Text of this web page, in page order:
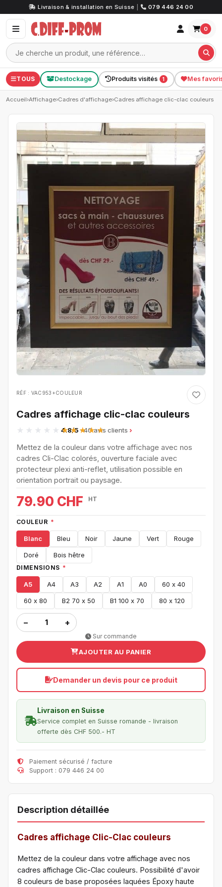
Livraison & installation en Suisse 079 446 24 00
0
TOUS Destockage Produits visités 1 Mes
Accueil›Affichage›Cadres d'affichage›Cadres affichage clic-clac couleurs
RÉF : VAC953+COULEUR
Cadres affichage clic-clac couleurs
4.8/5· 40 avis clients
Mettez de la couleur dans votre affichage avec nos
cadres Cli-Clac colorés, ouverture faciale avec
protecteur plexi anti-reflet, utilisation possible en
orientation portrait ou paysage.
79.90 CHF HT
COULEUR *
Blanc Bleu Noir Jaune Vert Rouge
Doré Bois hêtre
DIMENSIONS *
A5 A4 A3 A2 A1 A0 60 x 40
60 x 80 B2 70 x 50 B1 100 x 70 80 x 120
− +
Sur commande
AJOUTER AU PANIER
Demander un devis pour ce produit
Livraison en Suisse
Service complet en Suisse romande - livraison
offerte dès CHF 500.- HT
Paiement sécurisé / facture
Support : 079 446 24 00
Description détaillée
Cadres affichage Clic-Clac couleurs
Mettez de la couleur dans votre affichage avec nos
cadres affichage Clic-Clac couleurs. Possibilité d'avoir
8 couleurs de base proposées laquées Époxy haute